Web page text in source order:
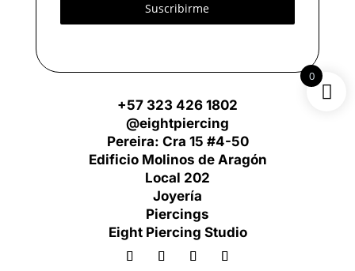
Suscribirme
+57 323 426 1802
@eightpiercing
Pereira: Cra 15 #4-50
Edificio Molinos de Aragón
Local 202
Joyería
Piercings
Eight Piercing Studio
0